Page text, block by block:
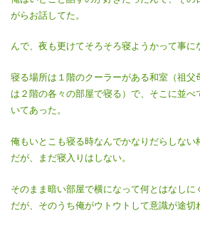
がらお話してた。
んで、夜も更けてそろそろ寝ようかって事に
寝る場所は１階のクーラーがある和室（祖父
は２階の各々の部屋で寝る）で、そこに並
いてあった。
俺もいとこも寝る時なんでかなりだらしない
だが、まだ寝入りはしない。
そのまま暗い部屋で横になって何とはなしに
だが、そのうち俺がウトウトして意識が途切